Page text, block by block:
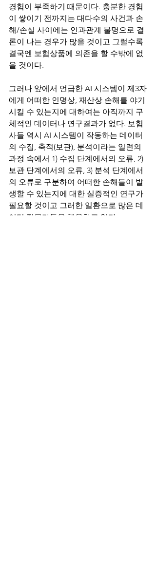
경험이 부족하기 때문이다. 충분한 경험
이 쌓이기 전까지는 대다수의 사건과 손
해/손실 사이에는 인과관계 불명으로 결
론이 나는 경우가 많을 것이고 그럴수록
결국엔 보험상품에 의존을 할 수밖에 없
을 것이다.
그러나 앞에서 언급한 AI 시스템이 제3자
에게 어떠한 인명상, 재산상 손해를 야기
시킬 수 있는지에 대하여는 아직까지 구
체적인 데이터나 연구결과가 없다. 보험
사들 역시 AI 시스템이 작동하는 데이터
의 수집, 축적(보관), 분석이라는 일련의
과정 속에서 1) 수집 단계에서의 오류, 2)
보관 단계에서의 오류, 3) 분석 단계에서
의 오류로 구분하여 어떠한 손해들이 발
생할 수 있는지에 대한 실증적인 연구가
필요할 것이고 그러한 일환으로 많은 데
이터 전문가들을 채용하고 있다.